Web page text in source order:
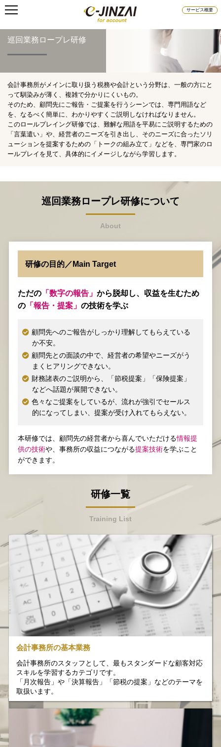
サービス概要
巡回業務ロープレ研修
会計事務所がメインに取り扱う税務や会計という分野は、一般の方にと
って馴染みが薄く、複雑で分かりにくいもの。
そのため、顧問先にご報告・ご提案を行うシーンでは、専門用語など
を、なるべく簡単に、わかりやすくご説明しなければなりません。
このロールプレイング研修では、難解な用語を平易にご説明するための
「言葉遣い」や、経営者のニーズを引き出し、そのニーズに合ったソリ
ューションを提案するための「トークの組み立て」などを、専門家のロ
ールプレイを見て、具体的にイメージしながら学習します。
巡回業務ロープレ研修について
About
研修の目的／Main Target
ただの「数字の報告」 から脱却し、収益を生むため
の「報告・提案」 の技術を学ぶ
顧問先へのご報告がしっかり理解してもらえている
か不安。
顧問先との面談の中で、経営者の希望やニーズがう
まくヒアリングできない。
財務諸表のご説明から、「節税提案」「保険提案」
などへ話題が展開できない。
色々なご提案をしているが、流れが強引でセールス
的になってしまい、提案が受け入れてもらえない。
本研修では、顧問先の経営者から喜んでいただける情報提
供の技術や、事務所の収益につながる提案技術を学ぶこと
ができます。
研修一覧
Training List
会計事務所の基本業務
会計事務所のスタッフとして、最もスタンダードな顧客対応
スキルを学習するカテゴリです。
「月次報告」や「決算報告」「節税の提案」などのテーマを
取扱います。